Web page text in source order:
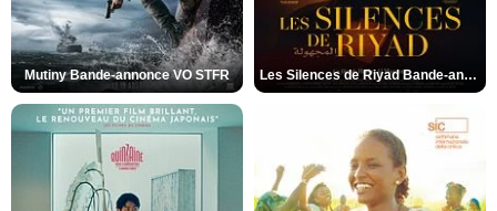
Mutiny Bande-annonce VO STFR Les Silences de Riyad Bande-annonce VO STFR